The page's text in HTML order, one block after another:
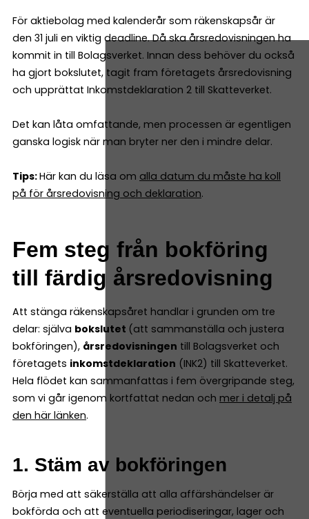
För aktiebolag med kalenderår som räkenskapsår är
den 31 juli en viktig deadline. Då ska årsredovisningen ha
kommit in till Bolagsverket. Innan dess behöver du också
ha gjort bokslutet, tagit fram företagets årsredovisning
och upprättat Inkomstdeklaration 2 till Skatteverket.
Det kan låta omfattande, men processen är egentligen
ganska logisk när man bryter ner den i mindre delar.
Tips:Här kan du läsa om alla datum du måste ha koll
på för årsredovisning och deklaration.
Fem steg från bokföring
till färdig årsredovisning
Att stänga räkenskapsåret handlar i grunden om tre
delar: själva bokslutet (att sammanställa och justera
bokföringen), årsredovisningen till Bolagsverket och
företagets inkomstdeklaration (INK2) till Skatteverket.
Hela flödet kan sammanfattas i fem övergripande steg,
som vi går igenom kortfattat nedan och mer i detalj på
den här länken.
1. Stäm av bokföringen
Börja med att säkerställa att alla affärshändelser är
bokförda och att eventuella periodiseringar, lager och